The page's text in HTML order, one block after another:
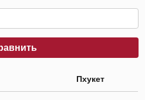
Пхукет